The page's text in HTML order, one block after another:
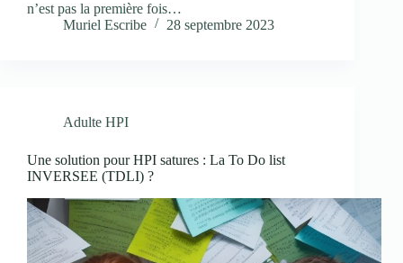
n’est pas la première fois…
Muriel Escribe
28 septembre 2023
Adulte HPI
Une solution pour HPI satures : La To Do list
INVERSEE (TDLI) ?